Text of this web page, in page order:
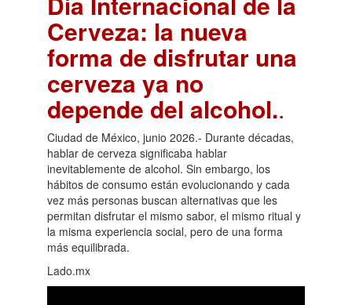
Cerveza: la nueva
forma de disfrutar una
cerveza ya no
depende del alcohol..
Ciudad de México, junio 2026.- Durante décadas,
hablar de cerveza significaba hablar
inevitablemente de alcohol. Sin embargo, los
hábitos de consumo están evolucionando y cada
vez más personas buscan alternativas que les
permitan disfrutar el mismo sabor, el mismo ritual y
la misma experiencia social, pero de una forma
más equilibrada.
Lado.mx